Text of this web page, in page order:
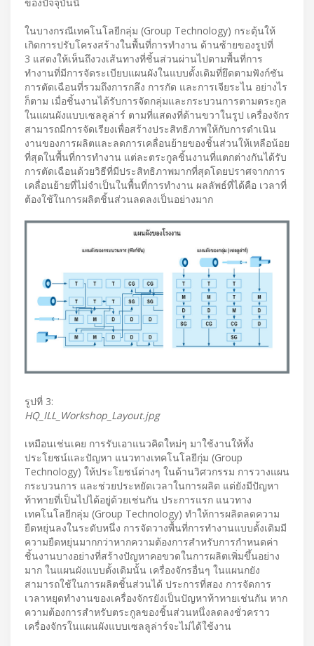
ในบางกรณีเทคโนโลยีกลุ่ม (Group Technology) กระตุ้นให้
เกิดการปรับโครงสร้างในพื้นที่การทำงาน ด้านซ้ายของรูปที่
3 แสดงให้เห็นถึงวงเส้นทางที่ชิ้นส่วนผ่านไปตามพื้นที่การ
ทำงานที่มีการจัดระเบียบแผนผังในแบบดั้งเดิมที่ยึดตามฟังก์ชัน
การตัดเฉือนที่รวมถึงการกลึง การกัด และการเจียระไน อย่างไร
ก็ตาม เมื่อชิ้นงานได้รับการจัดกลุ่มและกระบวนการตามตระกูล
ในแผนผังแบบเซลลูล่าร์ ตามที่แสดงที่ด้านขวาในรูป เครื่องจักร
สามารถมีการจัดเรียงเพื่อสร้างประสิทธิภาพให้กับการดำเนิน
งานของการผลิตและลดการเคลื่อนย้ายของชิ้นส่วนให้เหลือน้อย
ที่สุดในพื้นที่การทำงาน แต่ละตระกูลชิ้นงานที่แตกต่างกันได้รับ
การตัดเฉือนด้วยวิธีที่มีประสิทธิภาพมากที่สุดโดยปราศจากการ
เคลื่อนย้ายที่ไม่จำเป็นในพื้นที่การทำงาน ผลลัพธ์ที่ได้คือ เวลาที่
ต้องใช้ในการผลิตชิ้นส่วนลดลงเป็นอย่างมาก
รูปที่ 3:
HQ_ILL_Workshop_Layout.jpg
เหมือนเช่นเคย การรับเอาแนวคิดใหม่ๆ มาใช้งานให้ทั้ง
ประโยชน์และปัญหา แนวทางเทคโนโลยีกุ่ม (Group
Technology) ให้ประโยชน์ต่างๆ ในด้านวิศวกรรม การวางแผน
กระบวนการ และช่วยประหยัดเวลาในการผลิต แต่ยังมีปัญหา
ท้าทายที่เป็นไปได้อยู่ด้วยเช่นกัน ประการแรก แนวทาง
เทคโนโลยีกลุ่ม (Group Technology) ทำให้การผลิตลดความ
ยืดหยุ่นลงในระดับหนึ่ง การจัดวางพื้นที่การทำงานแบบดั้งเดิมมี
ความยืดหยุ่นมากกว่าหากความต้องการสำหรับการกำหนดค่า
ชิ้นงานบางอย่างที่สร้างปัญหาคอขวดในการผลิตเพิ่มขึ้นอย่าง
มาก ในแผนผังแบบดั้งเดิมนั้น เครื่องจักรอื่นๆ ในแผนกยัง
สามารถใช้ในการผลิตชิ้นส่วนได้ ประการที่สอง การจัดการ
เวลาหยุดทำงานของเครื่องจักรยังเป็นปัญหาท้าทายเช่นกัน หาก
ความต้องการสำหรับตระกูลของชิ้นส่วนหนึ่งลดลงชั่วคราว
เครื่องจักรในแผนผังแบบเซลลูล่าร์จะไม่ได้ใช้งาน